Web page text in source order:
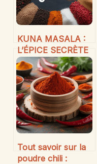
KUNA MASALA :
L’ÉPICE SECRÈTE
DE LA CUISINE
INDIENNE À
DÉCOUVRIR
Tout savoir sur la
poudre chili :